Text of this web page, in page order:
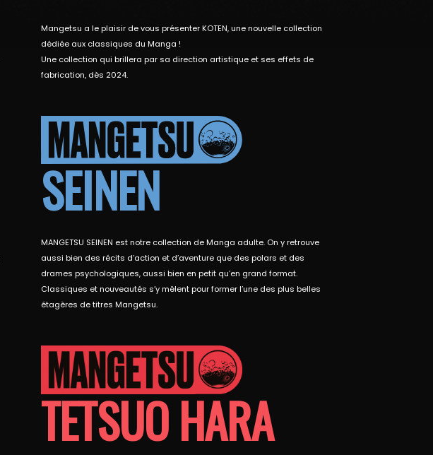
Mangetsu a le plaisir de vous présenter KOTEN, une nouvelle collection
dédiée aux classiques du Manga !
Une collection qui brillera par sa direction artistique et ses effets de
fabrication, dès 2024.
SEINEN
MANGETSU SEINEN est notre collection de Manga adulte. On y retrouve
aussi bien des récits d’action et d’aventure que des polars et des
drames psychologiques, aussi bien en petit qu’en grand format.
Classiques et nouveautés s’y mêlent pour former l’une des plus belles
étagères de titres Mangetsu.
TETSUO HARA